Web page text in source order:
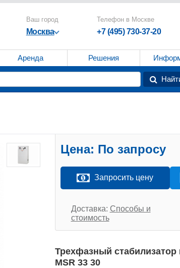
Ваш город
Москва
Телефон в Москве
+7 (495) 730-37-20
Аренда Решения
Цена: По запросу
Запросить цену
Доставка: Способы и
стоимость
Трехфазный
MSR 33 30